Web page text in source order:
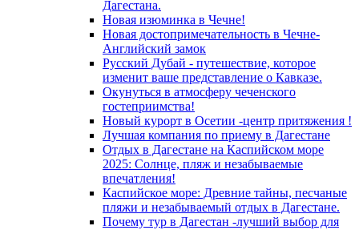
Дагестана.
Новая изюминка в Чечне!
Новая достопримечательность в Чечне-
Английский замок
Русский Дубай - путешествие, которое
изменит ваше представление о Кавказе.
Окунуться в атмосферу чеченского
гостеприимства!
Новый курорт в Осетии -центр притяжения !
Лучшая компания по приему в Дагестане
Отдых в Дагестане на Каспийском море
2025: Солнце, пляж и незабываемые
впечатления!
Каспийское море: Древние тайны, песчаные
пляжи и незабываемый отдых в Дагестане.
Почему тур в Дагестан -лучший выбор для